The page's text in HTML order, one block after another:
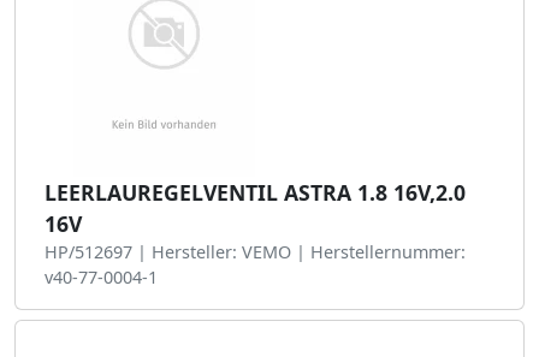
LEERLAUREGELVENTIL ASTRA 1.8 16V,2.0
16V
HP/512697 | Hersteller: VEMO | Herstellernummer:
v40-77-0004-1